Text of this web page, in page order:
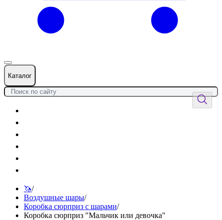
Каталог
🦄/
Воздушные шары/
Коробка сюрприз с шарами/
Коробка сюрприз "Мальчик или девочка"